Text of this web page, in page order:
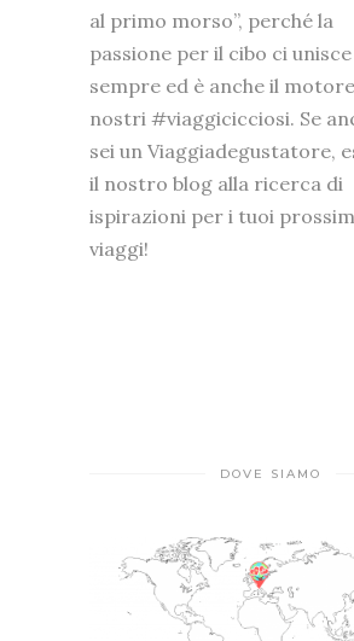
al primo morso”, perché la
passione per il cibo ci
sempre ed è anche il
nostri #viaggicicciosi. Se
sei un Viaggiadegustatore,
il nostro blog alla ricerca di
ispirazioni per i tuoi
viaggi!
DOVE SIAMO